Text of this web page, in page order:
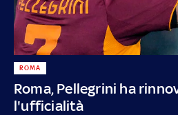
Roma, Pellegrini ha
l'ufficialità
ROMA